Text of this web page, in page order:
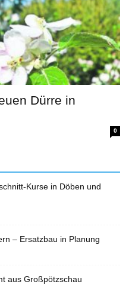
Dürre in
0
Kurse in Döben und
– Ersatzbau in Planung
aus Großpötzschau